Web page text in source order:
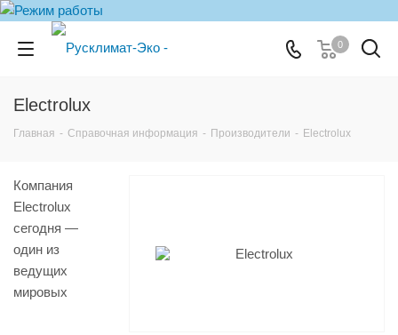
0
Electrolux
Главная - Справочная информация - Производители - Electrolux
Компания
Electrolux
сегодня —
один из
ведущих
мировых